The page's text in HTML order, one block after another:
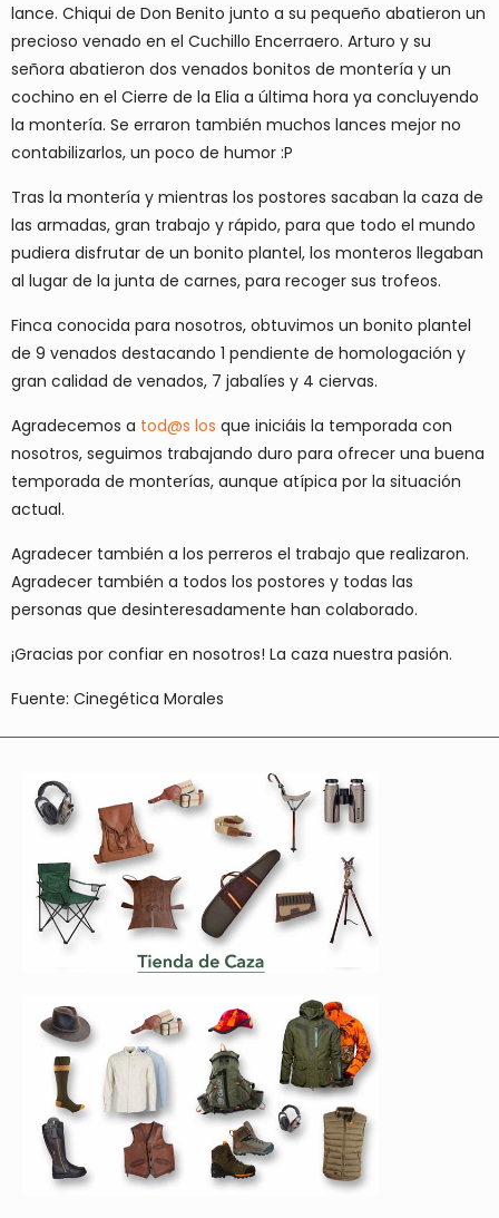
lance. Chiqui de Don Benito junto a su pequeño abatieron un
precioso venado en el Cuchillo Encerraero. Arturo y su
señora abatieron dos venados bonitos de montería y un
cochino en el Cierre de la Elia a última hora ya concluyendo
la montería. Se erraron también muchos lances mejor no
contabilizarlos, un poco de humor :P
Tras la montería y mientras los postores sacaban la caza de
las armadas, gran trabajo y rápido, para que todo el mundo
pudiera disfrutar de un bonito plantel, los monteros llegaban
al lugar de la junta de carnes, para recoger sus trofeos.
Finca conocida para nosotros, obtuvimos un bonito plantel
de 9 venados destacando 1 pendiente de homologación y
gran calidad de venados, 7 jabalíes y 4 ciervas.
Agradecemos a tod@s los que iniciáis la temporada con
nosotros, seguimos trabajando duro para ofrecer una buena
temporada de monterías, aunque atípica por la situación
actual.
Agradecer también a los perreros el trabajo que realizaron.
Agradecer también a todos los postores y todas las
personas que desinteresadamente han colaborado.
¡Gracias por confiar en nosotros! La caza nuestra pasión.
Fuente: Cinegética Morales